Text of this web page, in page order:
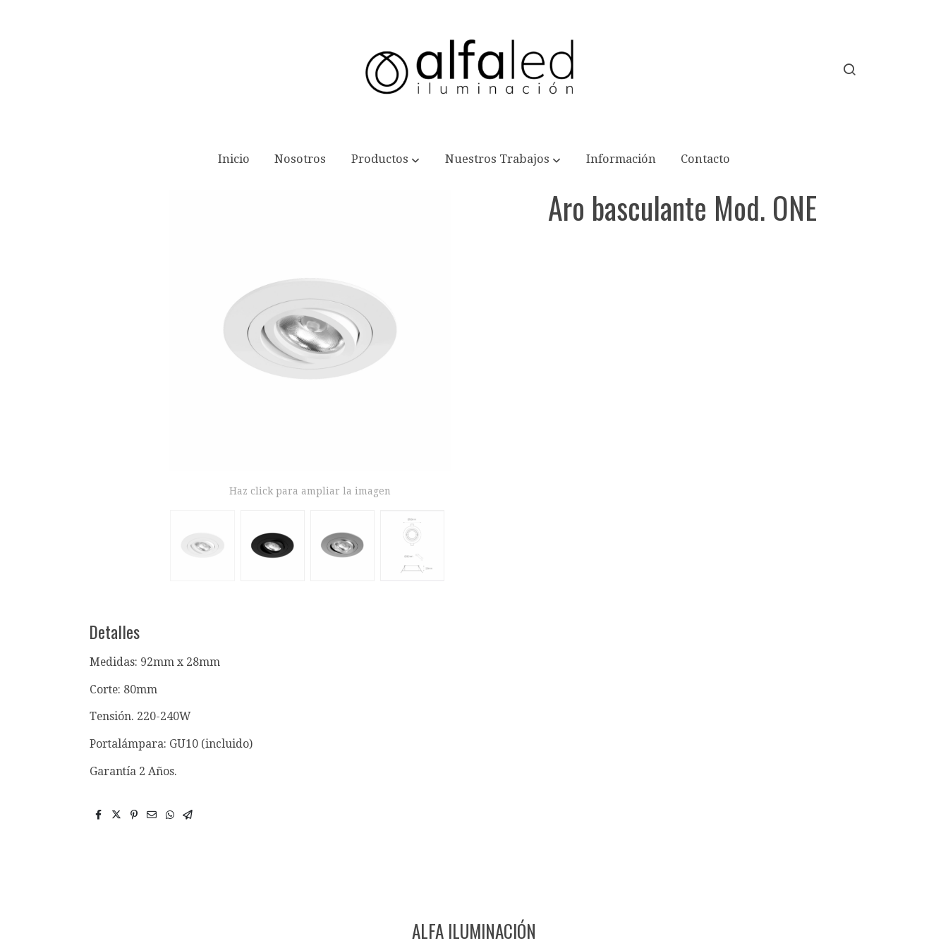
Inicio Nosotros Productos Nuestros Trabajos Información Contacto
Haz click para ampliar la imagen
Detalles
Medidas: 92mm x 28mm
Corte: 80mm
Tensión. 220-240W
Portalámpara: GU10 (incluido)
Garantía 2 Años.
Aro basculante Mod. ONE
ALFA ILUMINACIÓN